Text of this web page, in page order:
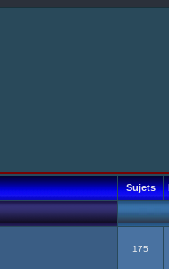
Sujets
175